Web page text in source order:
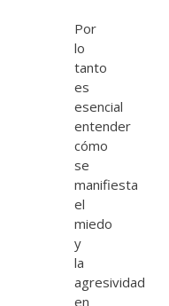
Por
lo
tanto
es
esencial
entender
cómo
se
manifiesta
el
miedo
y
la
agresividad
en